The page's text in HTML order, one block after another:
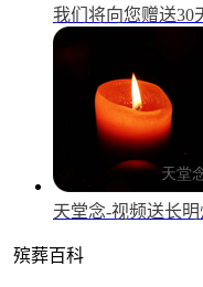
我们将向您赠送30
天堂念-视频送长明
殡葬百科